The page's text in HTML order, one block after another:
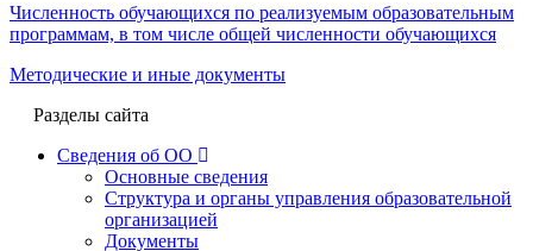
Численность обучающихся по реализуемым образовательным
программам, в том числе общей численности обучающихся
Методические и иные документы
Разделы сайта
Сведения об ОО
Основные сведения
Структура и органы управления образовательной
организацией
Документы